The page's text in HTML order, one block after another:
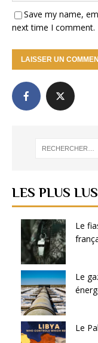
Save my name,
next time I comment.
LES PLUS LUS
Le
Le
Le